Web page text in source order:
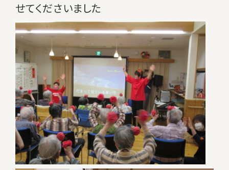
せてくださいました